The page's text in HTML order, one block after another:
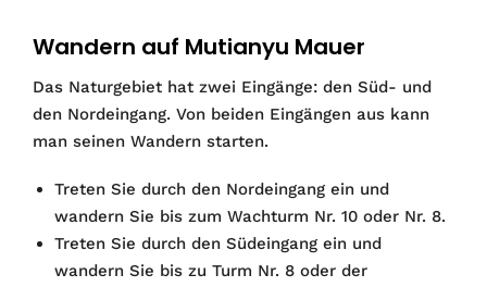
Wandern auf Mutianyu Mauer
Das Naturgebiet hat zwei Eingänge: den Süd- und
den Nordeingang. Von beiden Eingängen aus kann
man seinen Wandern starten.
Treten Sie durch den Nordeingang ein und
wandern Sie bis zum Wachturm Nr. 10 oder Nr. 8.
Treten Sie durch den Südeingang ein und
wandern Sie bis zu Turm Nr. 8 oder der